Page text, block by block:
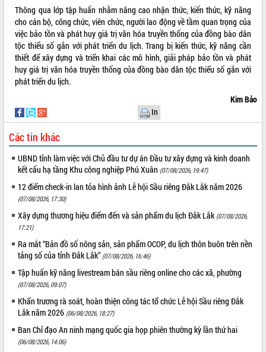
Thông qua lớp tập huấn nhằm nâng cao nhận thức, kiến thức, kỹ năng
cho cán bộ, công chức, viên chức, người lao động về tầm quan trọng của
việc bảo tồn và phát huy giá trị văn hóa truyền thống của đồng bào dân
tộc thiểu số gắn với phát triển du lịch. Trang bị kiến thức, kỹ năng cần
thiết để xây dựng và triển khai các mô hình, giải pháp bảo tồn và phát
huy giá trị văn hóa truyền thống của đồng bào dân tộc thiểu số gắn với
phát triển du lịch.
Kim Bảo
In
Các tin khác
UBND tỉnh làm việc với Chủ đầu tư dự án Đầu tư xây dựng và kinh doanh
kết cấu hạ tầng Khu công nghiệp Phú Xuân (07/08/2026, 19:47)
12 điểm check-in lan tỏa hình ảnh Lễ hội Sầu riêng Đắk Lắk năm 2026
(07/08/2026, 17:30)
Xây dựng thương hiệu điểm đến và sản phẩm du lịch Đắk Lắk (07/08/2026,
17:21)
Ra mắt “Bản đồ số nông sản, sản phẩm OCOP, du lịch thôn buôn trên nền
tảng số của tỉnh Đắk Lắk” (07/08/2026, 16:46)
Tập huấn kỹ năng livestream bán sầu riêng online cho các xã, phường
(07/08/2026, 09:07)
Khẩn trương rà soát, hoàn thiện công tác tổ chức Lễ hội Sầu riêng Đắk
Lắk năm 2026 (06/08/2026, 18:27)
Ban Chỉ đạo An ninh mạng quốc gia họp phiên thường kỳ lần thứ hai
(06/08/2026, 14:06)